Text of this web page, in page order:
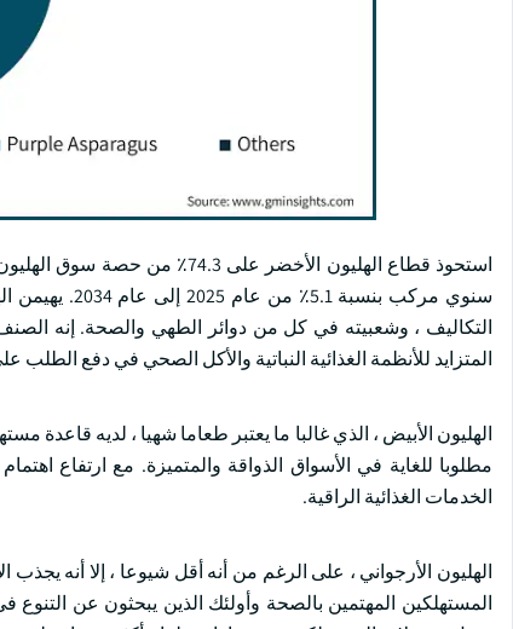
سنوي مركب
التكاليف ، وشعبيته في كل من دوائر الطهي والصحة. إنه الصنف
المتزايد للأنظمة الغذائية النباتية والأكل الصحي في دفع الطلب
الهليون الأبيض ، الذي غالبا ما يعتبر طعاما شهيا ، لديه
مطلوبا للغاية في الأسواق الذواقة والمتميزة. مع ارتفاع
الخدمات الغذائية الراقية.
الهليون الأرجواني ، على الرغم من أنه أقل شيوعا ، إلا أنه يجذب
المستهلكين المهتمين بالصحة وأولئك الذين يبحثون عن